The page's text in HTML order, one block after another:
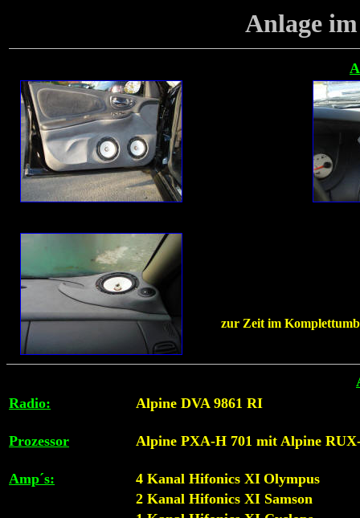
Anlage
zur Zeit im
Radio:
Alpine DVA 9861 RI
Prozessor Alpine PXA-H 701 mit Alpine
Amp´s: 4 Kanal Hifonics XI Olympus
2 Kanal Hifonics XI Samson